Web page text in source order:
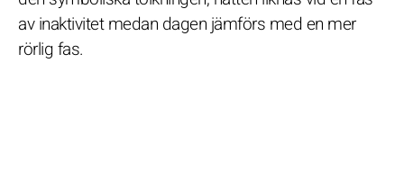
av inaktivitet medan dagen jämförs med en mer
rörlig fas.